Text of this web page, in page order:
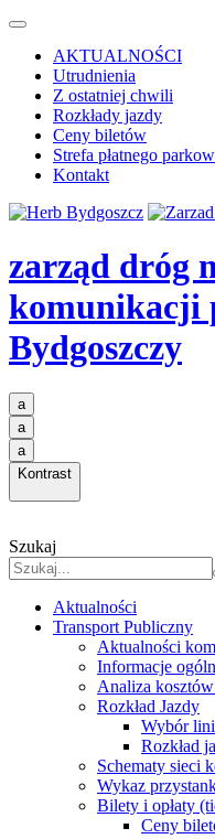
AKTUALNOŚCI
Utrudnienia
Z ostatniej chwili
Rozkłady jazdy
Ceny biletów
Strefa płatnego
Kontakt
zarząd dróg
komunikacji
Bydgoszczy
a
a
a
Kontrast
Szukaj
Aktualności
Transport Publiczny
Aktualności
Informacje
Analiza
Rozkład Jazdy
Wybór
Rozkład
Schematy sieci
Wykaz
Bilety i opłaty
Ceny